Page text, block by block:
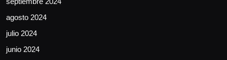
agosto 2024
julio 2024
junio 2024